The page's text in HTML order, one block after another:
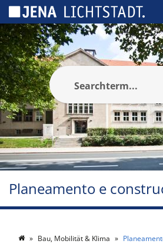
Planeamento e
Bau, Mobilität & Klima
Cookies management panel